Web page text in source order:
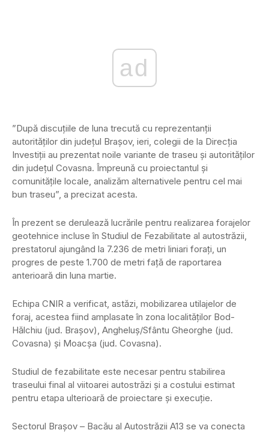
ad
”După discuțiile de luna trecută cu reprezentanții
autorităților din județul Brașov, ieri, colegii de la Direcția
Investiții au prezentat noile variante de traseu și autorităților
din județul Covasna. Împreună cu proiectantul și
comunitățile locale, analizăm alternativele pentru cel mai
bun traseu”, a precizat acesta.
În prezent se derulează lucrările pentru realizarea forajelor
geotehnice incluse în Studiul de Fezabilitate al autostrăzii,
prestatorul ajungând la 7.236 de metri liniari forați, un
progres de peste 1.700 de metri față de raportarea
anterioară din luna martie.
Echipa CNIR a verificat, astăzi, mobilizarea utilajelor de
foraj, acestea fiind amplasate în zona localităților Bod-
Hălchiu (jud. Brașov), Angheluș/Sfântu Gheorghe (jud.
Covasna) și Moacșa (jud. Covasna).
Studiul de fezabilitate este necesar pentru stabilirea
traseului final al viitoarei autostrăzi și a costului estimat
pentru etapa ulterioară de proiectare și execuție.
Sectorul Brașov – Bacău al Autostrăzii A13 se va conecta